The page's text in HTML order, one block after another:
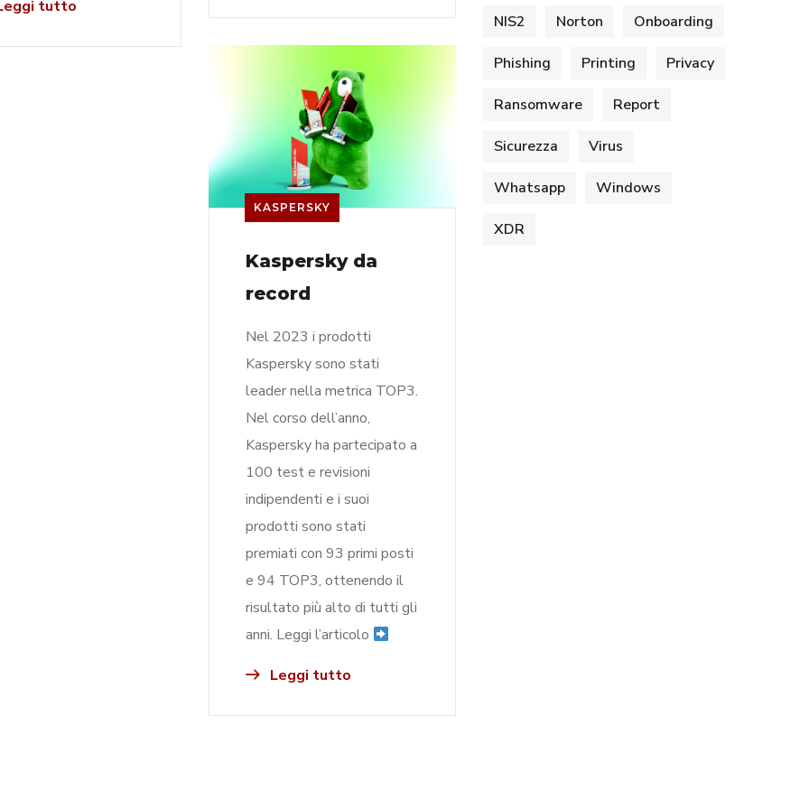
tutto
KASPERSKY
Kaspersky da
record
Nel 2023 i prodotti
Kaspersky sono stati
leader nella metrica TOP3.
Nel corso dell’anno,
Kaspersky ha partecipato a
100 test e revisioni
indipendenti e i suoi
prodotti sono stati
premiati con 93 primi posti
e 94 TOP3, ottenendo il
risultato più alto di tutti gli
anni. Leggi l’articolo
Leggi tutto
NIS2 Norton Onboarding
Phishing Printing Privacy
Ransomware Report
Sicurezza Virus
Whatsapp Windows
XDR